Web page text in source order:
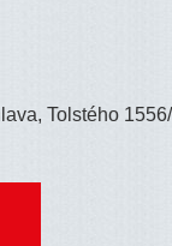
Tolstého